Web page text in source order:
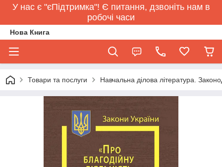
У нас є "єПідтримка"! Є питання, дзвоніть нам в
робочі часи
Нова Книга
Товари та послуги Навчальна ділова література.